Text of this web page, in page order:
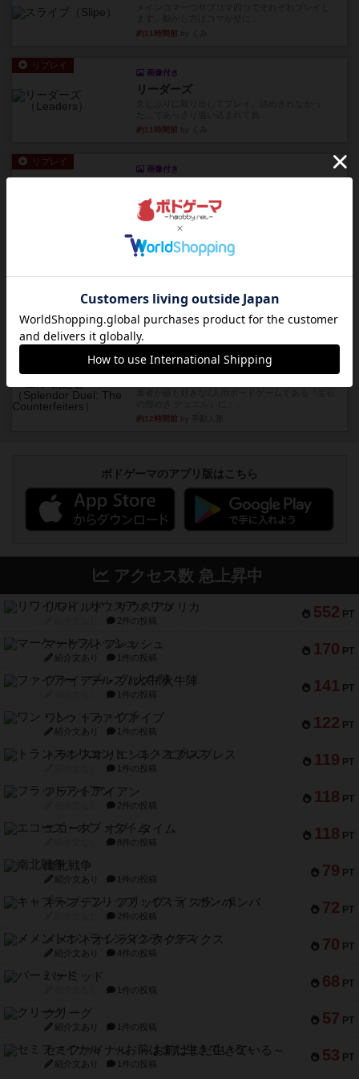
約11時間前
リプレイ
画像付き
リーダーズ
約11時間前
リプレイ
画像付き
久しぶりに取り出してプレイ。記号担当と色担当
に分かれてプレイ。あかんか...
約11時間前by くみ
チェスなのに、ほんの10分で終わります。動きで
敵のコマの種類が分かれば...
約11時間前by くみ
画像付き 充実
宝石の煌き：デュエル 偽造者
約12時間前
ボドゲーマのアプリ版はこちら
アクセス数 急上昇中
552 PT
リワイルド：サウスアメリカ
2件の投稿
170 PT
マーケットフレッシュ
紹介文あり 1件の投稿
141 PT
ファイアー・ブルズ / 火牛陣
1件の投稿
122 PT
ワン・トゥ・ファイブ
紹介文あり 1件の投稿
119 PT
トランスオリエント・エクスプレス
1件の投稿
118 PT
フラットアイアン
2件の投稿
118 PT
エコーズ・オブ・タイム
8件の投稿
79 PT
南北戦争
紹介文あり 1件の投稿
72 PT
キャプテン・フリップ：イスラ・ボンバ
2件の投稿
70 PT
メメントオンラインタクティクス
紹介文あり 4件の投稿
68 PT
パーミッド
1件の投稿
57 PT
クリーグ
紹介文あり 1件の投稿
53 PT
セミファイナル ～お前はまだ生きている～
紹介文あり 1件の投稿